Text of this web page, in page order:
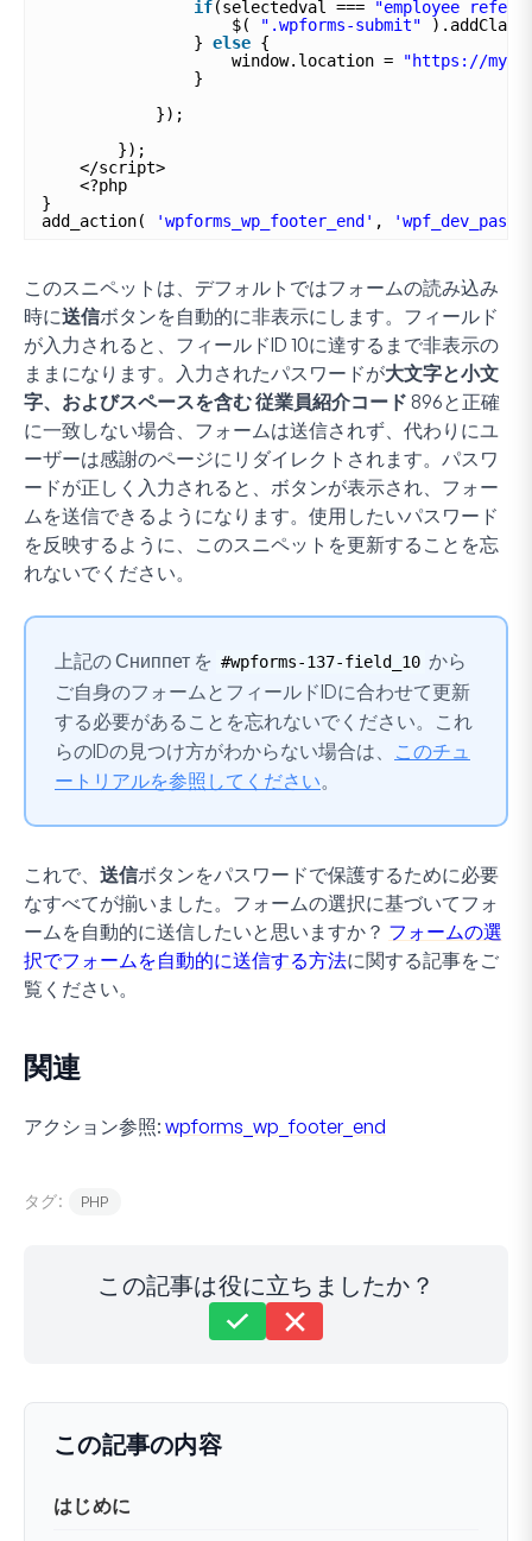
if(selectedval ===
"employee
$(
".wpforms-submit"
} else {
window.location =
"https://
}
});
});
</script>
<?php
}
add_action(
'wpforms_wp_footer_end' ,
このスニペットは、デフォルトではフォームの読み込み
時に送信ボタンを自動的に非表示にします。フィールド
が入力されると、フィールドID 10に達するまで非表示の
ままになります。入力されたパスワードが大文字と小文
字、およびスペースを含む従業員紹介コード 896と正確
に一致しない場合、フォームは送信されず、代わりにユ
ーザーは感謝のページにリダイレクトされます。パスワ
ードが正しく入力されると、ボタンが表示され、フォー
ムを送信できるようになります。使用したいパスワード
を反映するように、このスニペットを更新することを忘
れないでください。
上記の Сниппет を #wpforms-137-field_10 から
ご自身のフォームとフィールドIDに合わせて更新
する必要があることを忘れないでください。これ
らのIDの見つけ方がわからない場合は、 このチュ
ートリアルを参照してください。
これで、 送信ボタンをパスワードで保護するために必要
なすべてが揃いました。フォームの選択に基づいてフォ
ームを自動的に送信したいと思いますか？ フォームの選
択でフォームを自動的に送信する方法に関する記事をご
覧ください。
関連
アクション参照: wpforms_wp_footer_end
タグ: PHP
この記事は役に立ちましたか？
最終更新日 2023年12月6日
この記事の内容
はじめに